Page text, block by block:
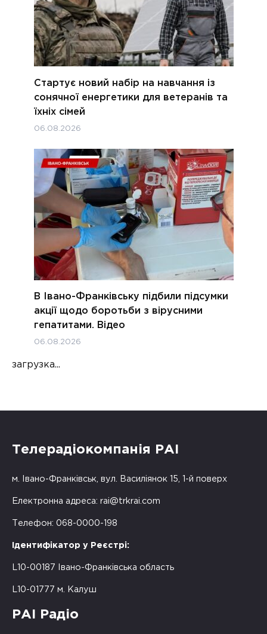
Стартує новий набір на навчання із
сонячної енергетики для ветеранів та
їхніх сімей
06.08.2026
В Івано-Франківську підбили підсумки
акції щодо боротьби з вірусними
гепатитами. Відео
06.08.2026
загрузка...
Телерадіокомпанія РАІ
м. Івано-Франківськ, вул. Василіянок 15, 1-й поверх
Електронна адреса: rai@trkrai.com
Телефон: 068-0000-198
Ідентифікатор у Реєстрі:
L10-00187 Івано-Франківська область
L10-01777 м. Калуш
РАІ Радіо